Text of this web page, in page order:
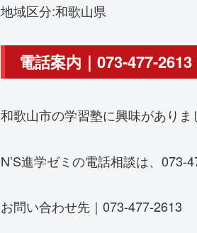
地域区分:和歌山県
電話案内｜073-477-2613
和歌山市の学習塾に興味がありま
N’S進学ゼミの電話相談は、073-
お問い合わせ先｜073-477-2613